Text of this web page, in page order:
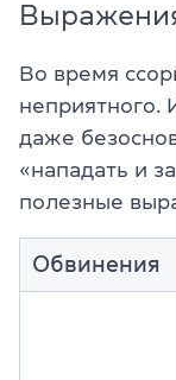
Во время
неприятного.
даже
«нападать и
полезные
Обвинения